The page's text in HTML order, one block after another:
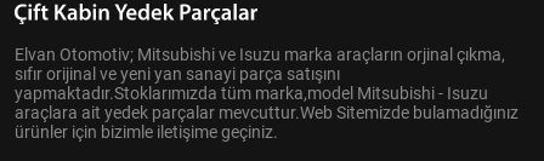
Elvan Otomotiv; Mitsubishi ve Isuzu marka araçların orjinal çıkma,
sıfır orijinal ve yeni yan sanayi parça satışını
yapmaktadır.Stoklarımızda tüm marka,model Mitsubishi - Isuzu
araçlara ait yedek parçalar mevcuttur.Web Sitemizde bulamadığınız
ürünler için bizimle iletişime geçiniz.